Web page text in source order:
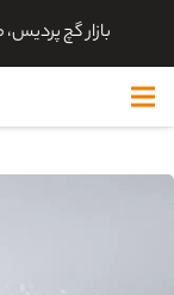
بازار گچ